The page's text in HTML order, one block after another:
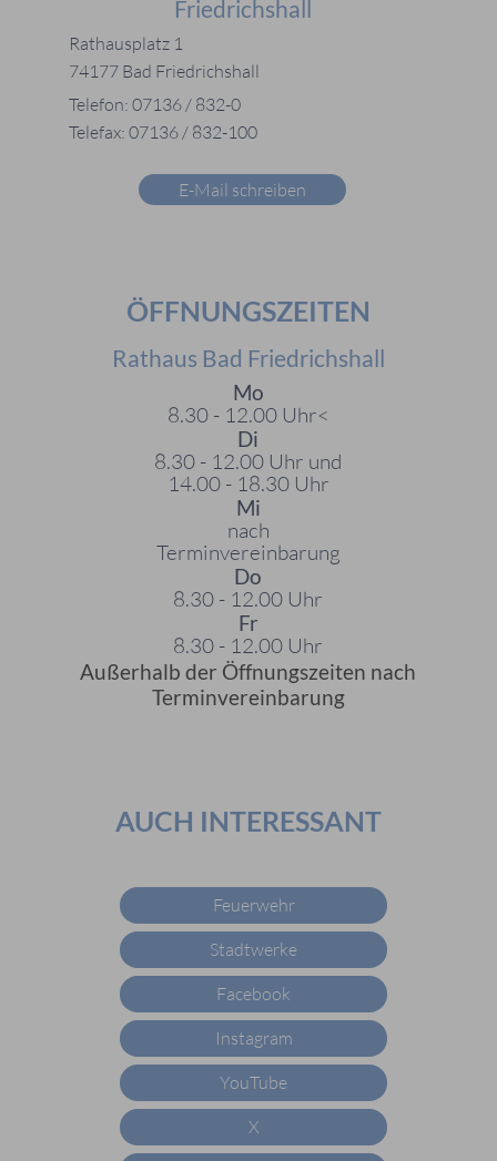
Friedrichshall
Rathausplatz 1
74177 Bad Friedrichshall
Telefon: 07136 / 832-0
Telefax: 07136 / 832-100
E-Mail schreiben
ÖFFNUNGSZEITEN
Rathaus Bad Friedrichshall
Mo
8.30 - 12.00 Uhr<
Di
8.30 - 12.00 Uhr und
14.00 - 18.30 Uhr
Mi
nach
Terminvereinbarung
Do
8.30 - 12.00 Uhr
Fr
8.30 - 12.00 Uhr
Außerhalb der Öffnungszeiten nach
Terminvereinbarung
AUCH INTERESSANT
Feuerwehr
Stadtwerke
Facebook
Instagram
YouTube
X